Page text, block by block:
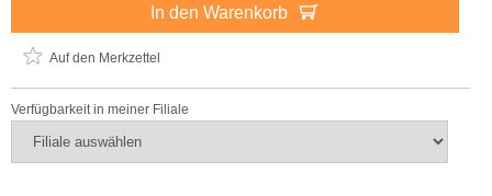
In den Warenkorb
Auf den Merkzettel
Verfügbarkeit in meiner Filiale